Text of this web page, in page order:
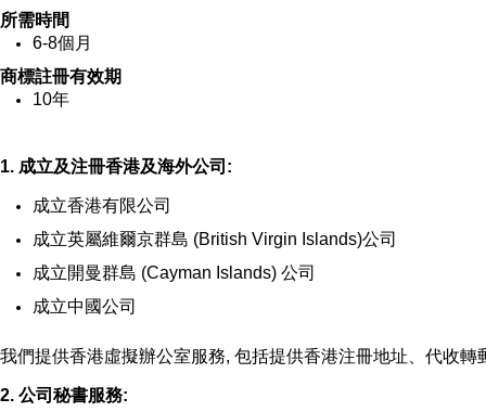
所需時間
6-8個月
商標註冊有效期
10年
1. 成立及注冊香港及海外公司:
成立香港有限公司
成立英屬維爾京群島 (British Virgin Islands)公司
成立開曼群島 (Cayman Islands) 公司
成立中國公司
我們提供香港虛擬辦公室服務, 包括提供香港注冊地址、代收
2. 公司秘書服務: